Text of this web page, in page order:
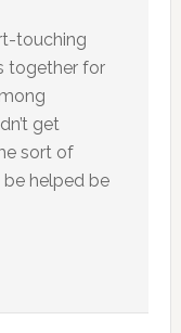
touching
together for
get
sort of
helped be